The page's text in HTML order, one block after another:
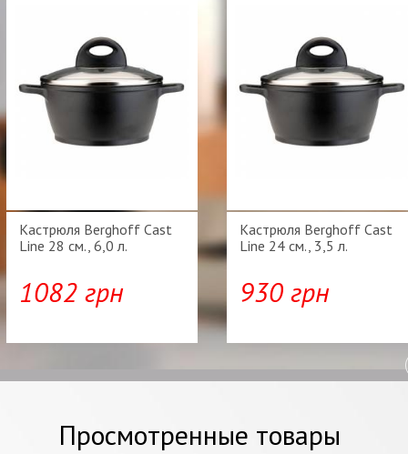
Кастрюля Berghoff Cast
Line 28 см., 6,0 л.
1082 грн
Кастрюля Berghoff Cast
Line 24 см., 3,5 л.
930 грн
Просмотренные товары